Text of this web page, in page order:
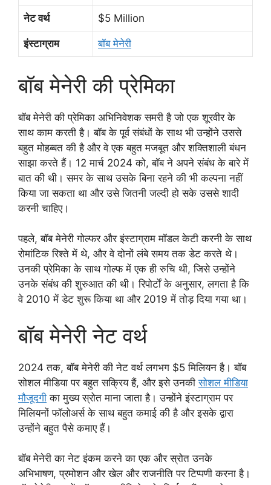
नेट वर्थ $5 Million
इंस्टाग्राम बॉब मेनेरी
बॉब मेनेरी की प्रेमिका
बॉब मेनेरी की प्रेमिका अभिनिवेशक समरी है जो एक शूरवीर के
साथ काम करती है। बॉब के पूर्व संबंधों के साथ भी उन्होंने उससे
बहुत मोहब्बत की है और वे एक बहुत मजबूत और शक्तिशाली बंधन
साझा करते हैं। 12 मार्च 2024 को, बॉब ने अपने संबंध के बारे में
बात की थी। समर के साथ उसके बिना रहने की भी कल्पना नहीं
किया जा सकता था और उसे जितनी जल्दी हो सके उससे शादी
करनी चाहिए।
पहले, बॉब मेनेरी गोल्फर और इंस्टाग्राम मॉडल केटी करनी के साथ
रोमांटिक रिश्ते में थे, और वे दोनों लंबे समय तक डेट करते थे।
उनकी प्रेमिका के साथ गोल्फ में एक ही रुचि थी, जिसे उन्होंने
उनके संबंध की शुरुआत की थी। रिपोर्टों के अनुसार, लगता है कि
वे 2010 में डेट शुरू किया था और 2019 में तोड़ दिया गया था।
बॉब मेनेरी नेट वर्थ
2024 तक, बॉब मेनेरी की नेट वर्थ लगभग $5 मिलियन है। बॉब
सोशल मीडिया पर बहुत सक्रिय हैं, और इसे उनकीसोशल मीडिया
मौजूदगी का मुख्य स्रोत माना जाता है। उन्होंने इंस्टाग्राम पर
मिलियनों फॉलोअर्स के साथ बहुत कमाई की है और इसके द्वारा
उन्होंने बहुत पैसे कमाए हैं।
बॉब मेनेरी का नेट इंकम करने का एक और स्रोत उनके
अभिभाषण, प्रमोशन और खेल और राजनीति पर टिप्पणी करना है।